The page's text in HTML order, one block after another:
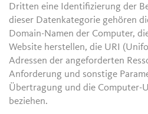
Dritten eine Identifizierung der
dieser Datenkategorie gehören
Domain-Namen der Computer,
Website herstellen, die URI
Adressen der angeforderten
Anforderung und sonstige
Übertragung und die Computer-
beziehen.